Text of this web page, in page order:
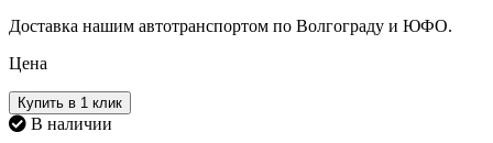
Доставка нашим автотранспортом по Волгограду и ЮФО.
Цена
Купить в 1 клик
В наличии